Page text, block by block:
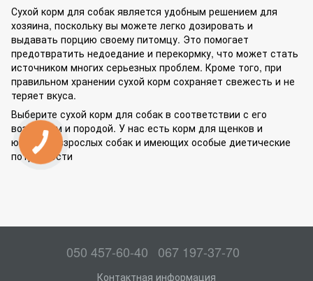
Сухой корм для собак является удобным решением для
хозяина, поскольку вы можете легко дозировать и
выдавать порцию своему питомцу. Это помогает
предотвратить недоедание и перекормку, что может стать
источником многих серьезных проблем. Кроме того, при
правильном хранении сухой корм сохраняет свежесть и не
теряет вкуса.
Выберите сухой корм для собак в соответствии с его
возрастом и породой. У нас есть корм для щенков и
юниоров, взрослых собак и имеющих особые диетические
потребности
050 457-60-40 067 197-37-70
Контактная информация